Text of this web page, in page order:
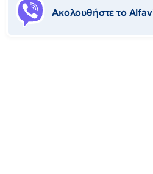
Ακολουθήστε το